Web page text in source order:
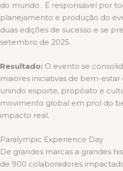
do mundo. É responsável por
planejamento e produção do
duas edições de sucesso e se
setembro de 2025.
Resultado: O evento se
maiores iniciativas de bem-
unindo esporte, propósito e
movimento global em prol do
impacto real.
Paralympic Experience Day
De grandes marcas a grandes
de 900 colaboradores